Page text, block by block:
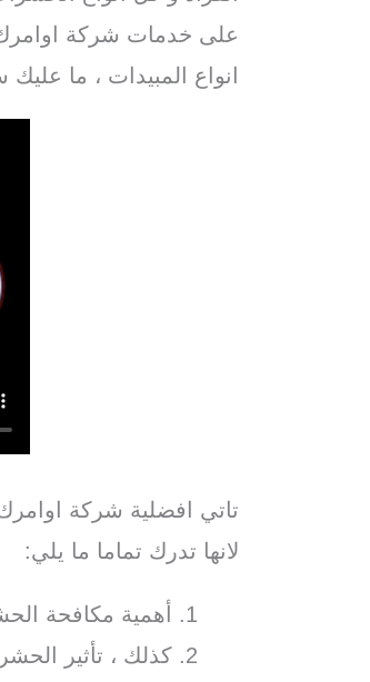
على خدمات شركة
انواع المبيدات ، ما
تاتي افضلية شركة
لانها تدرك تماما ما يلي:
أهمية مكافحة
كذلك ، تأثير